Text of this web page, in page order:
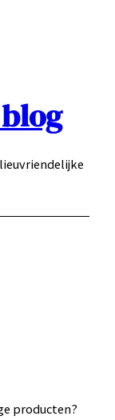
producten?